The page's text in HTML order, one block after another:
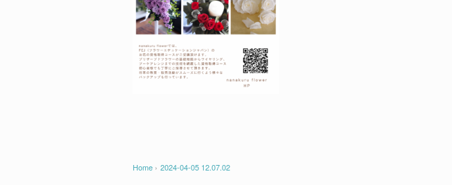
Home › 2024-04-05 12.07.02